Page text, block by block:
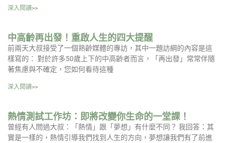
深入閱讀>>
中高齡再出發！重啟人生的四大提醒
前兩天大叔接受了一個熟齡媒體的專訪，其中一題訪綱的內容是這
樣寫的： 對於許多50歲上下的中高齡者而言，「再出發」常常伴隨
著焦慮與不確定，您如何看待這種
深入閱讀>>
熱情測試工作坊：即將改變你生命的一堂課！
曾經有人問過大叔：「熱情」跟「夢想」有什麼不同？ 我回答：其
實是一樣的，熱情引導我們找到人生的方向，夢想讓我們有了前進